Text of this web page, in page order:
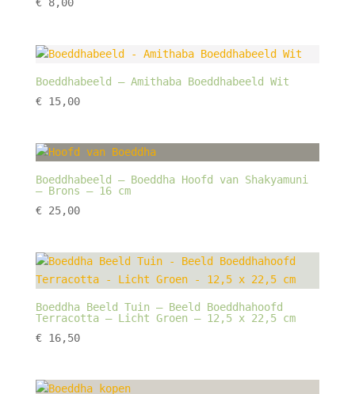
€8,00
Boeddhabeeld – Amithaba Boeddhabeeld Wit
€15,00
Boeddhabeeld – Boeddha Hoofd van Shakyamuni
– Brons – 16 cm
€25,00
Boeddha Beeld Tuin – Beeld Boeddhahoofd
Terracotta – Licht Groen – 12,5 x 22,5 cm
€16,50